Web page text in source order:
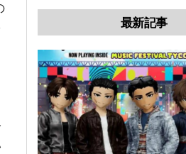
最新記事